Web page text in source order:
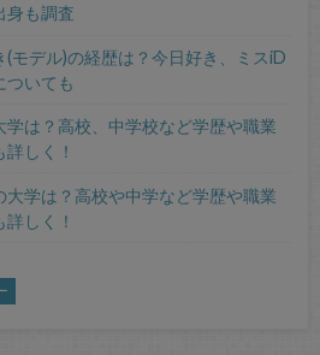
身も調査
(モデル)の経歴は？今日好き、ミスiD
ついても
学は？高校、中学校など学歴や職業
しく！
大学は？高校や中学など学歴や職業
しく！